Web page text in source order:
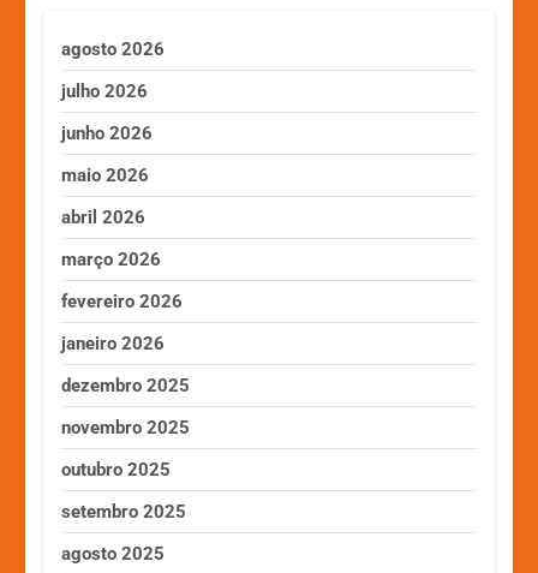
agosto 2026
julho 2026
junho 2026
maio 2026
abril 2026
março 2026
fevereiro 2026
janeiro 2026
dezembro 2025
novembro 2025
outubro 2025
setembro 2025
agosto 2025